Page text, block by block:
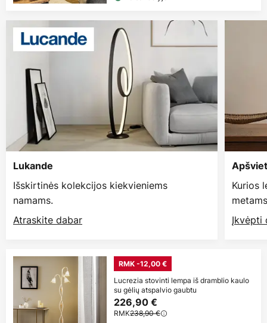
Lukande
Išskirtinės kolekcijos kiekvieniems
namams.
Atraskite dabar
Kurios
Įkvėpti
RMK -12,00 €
Lucrezia stovinti lempa iš dramblio kaulo
su gėlių atspalvio gaubtu
226,90 €
RMK238,90 €